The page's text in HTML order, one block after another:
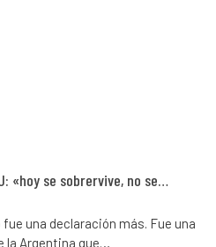
«hoy se sobrervive, no se…
una declaración más. Fue una
la Argentina que…